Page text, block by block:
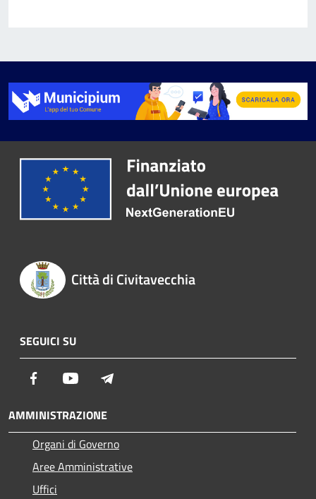
Città di Civitavecchia
SEGUICI SU
Facebook Youtube
AMMINISTRAZIONE
Organi di Governo
Aree Amministrative
Uffici